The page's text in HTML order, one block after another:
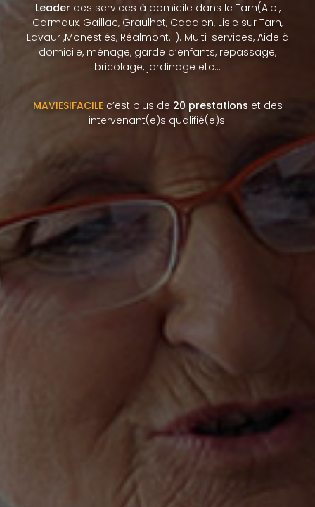
Leader des services à domicile dans le Tarn(Albi,
Carmaux, Gaillac, Graulhet, Cadalen, Lisle sur Tarn,
Lavaur ,Monestiés, Réalmont…). Multi-services, Aide à
domicile, ménage, garde d’enfants, repassage,
bricolage, jardinage etc…
MAVIESIFACILEc’est plus de 20 prestations et des
intervenant(e)s qualifié(e)s.